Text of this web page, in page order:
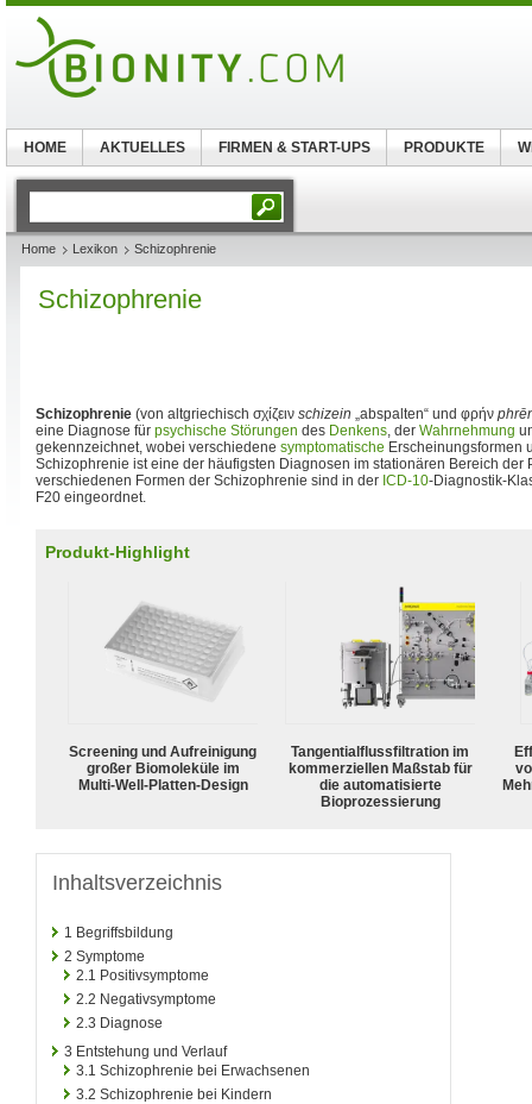
Home Lexikon Schizophrenie
Schizophrenie
Schizophrenie (von altgriechisch σχίζειν schizein „abspalten“ und φρήν
eine Diagnose für psychische Störungen des Denkens, der Wahrnehmung
gekennzeichnet, wobei verschiedene symptomatische Erscheinungsformen
Schizophrenie ist eine der häufigsten Diagnosen im stationären Bereich der
verschiedenen Formen der Schizophrenie sind in der ICD-10-Diagnostik-
F20 eingeordnet.
Produkt-Highlight
Screening und Aufreinigung
großer Biomoleküle im
Multi-Well-Platten-Design
Tangentialflussfiltration im
kommerziellen Maßstab für
die automatisierte
Bioprozessierung
Inhaltsverzeichnis
1 Begriffsbildung
2 Symptome
2.1 Positivsymptome
2.2 Negativsymptome
2.3 Diagnose
3 Entstehung und Verlauf
3.1 Schizophrenie bei Erwachsenen
3.2 Schizophrenie bei Kindern
HOME AKTUELLES FIRMEN & START-UPS PRODUKTE